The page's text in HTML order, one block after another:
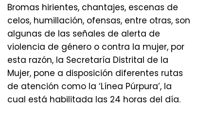
Bromas hirientes, chantajes, escenas de
celos, humillación, ofensas, entre otras, son
algunas de las señales de alerta de
violencia de género o contra la mujer, por
esta razón, la Secretaría Distrital de la
Mujer, pone a disposición diferentes rutas
de atención como la ‘Línea Púrpura’, la
cual está habilitada las 24 horas del día.